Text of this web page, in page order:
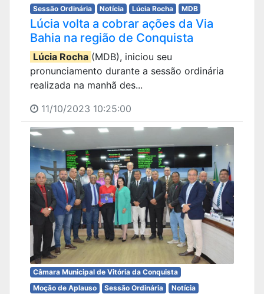
Sessão Ordinária
Notícia Lúcia Rocha MDB
Lúcia volta a cobrar ações da Via
Bahia na região de Conquista
Lúcia Rocha (MDB), iniciou seu
pronunciamento durante a sessão ordinária
realizada na manhã des...
11/10/2023 10:25:00
Câmara Municipal de Vitória da Conquista
Moção de Aplauso
Sessão Ordinária
Notícia